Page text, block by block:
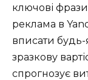
ключові
реклама в
вписати будь-
зразкову
спрогнозує